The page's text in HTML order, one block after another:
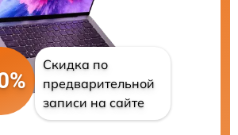
Скидка по
предварительной
записи на сайте